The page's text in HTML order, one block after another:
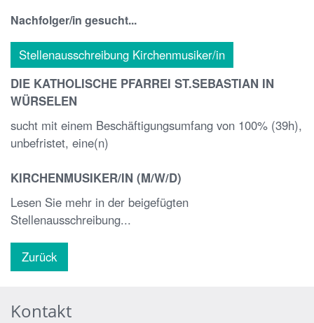
Nachfolger/in gesucht...
Stellenausschreibung Kirchenmusiker/in
DIE KATHOLISCHE PFARREI ST.SEBASTIAN IN
WÜRSELEN
sucht mit einem Beschäftigungsumfang von 100% (39h),
unbefristet, eine(n)
KIRCHENMUSIKER/IN (M/W/D)
Lesen Sie mehr in der beigefügten
Stellenausschreibung...
Zurück
Kontakt